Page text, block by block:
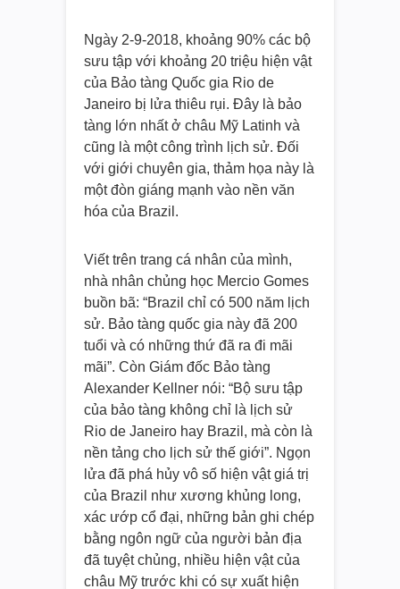
Ngày 2-9-2018, khoảng 90% các bộ
sưu tập với khoảng 20 triệu hiện vật
của Bảo tàng Quốc gia Rio de
Janeiro bị lửa thiêu rụi. Đây là bảo
tàng lớn nhất ở châu Mỹ Latinh và
cũng là một công trình lịch sử. Đối
với giới chuyên gia, thảm họa này là
một đòn giáng mạnh vào nền văn
hóa của Brazil.
Viết trên trang cá nhân của mình,
nhà nhân chủng học Mercio Gomes
buồn bã: “Brazil chỉ có 500 năm lịch
sử. Bảo tàng quốc gia này đã 200
tuổi và có những thứ đã ra đi mãi
mãi”. Còn Giám đốc Bảo tàng
Alexander Kellner nói: “Bộ sưu tập
của bảo tàng không chỉ là lịch sử
Rio de Janeiro hay Brazil, mà còn là
nền tảng cho lịch sử thế giới”. Ngọn
lửa đã phá hủy vô số hiện vật giá trị
của Brazil như xương khủng long,
xác ướp cổ đại, những bản ghi chép
bằng ngôn ngữ của người bản địa
đã tuyệt chủng, nhiều hiện vật của
châu Mỹ trước khi có sự xuất hiện